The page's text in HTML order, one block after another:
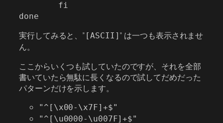
        fi
実行してみると、” [ASCII] ” は一つも表示されませ
ん。
ここからいくつも試していたのですが、それを全部
書いていたら無駄に長くなるので試してだめだった
パターンだけを示します。
"^[\x00-\x7F]+$"
"^[\u0000-\u007F]+$"